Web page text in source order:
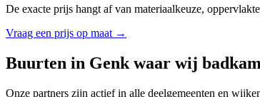
De exacte prijs hangt af van materiaalkeuze,
Vraag een prijs op maat →
Buurten in Genk waar wij
Onze partners zijn actief in alle deelgemeenten en